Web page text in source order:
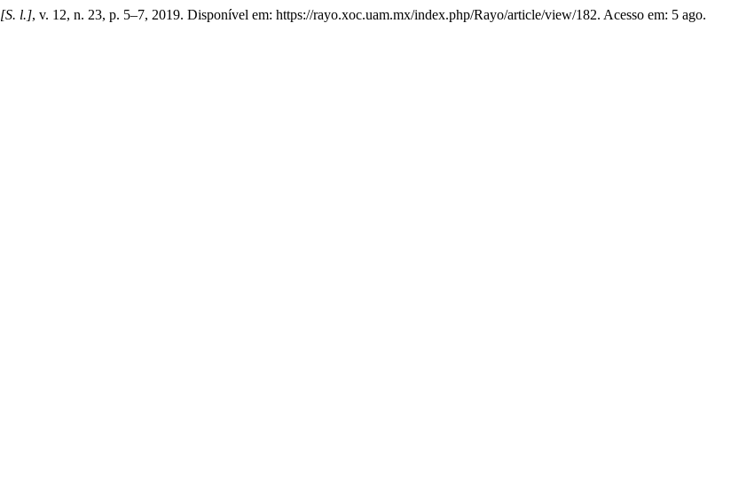
[S. l.], v. 12, n. 23, p. 5–7, 2019. Disponível em: https://rayo.xoc.uam.mx/index.php/Rayo/article/view/182. Acesso em: 5 ago.